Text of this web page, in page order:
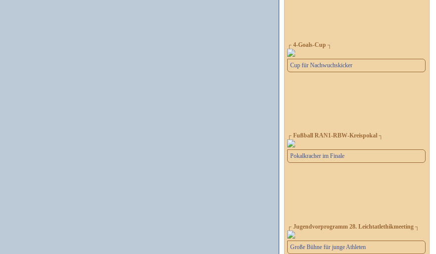
┌ 4-Goals-Cup ┐
Cup für Nachwuchskicker
┌ Fußball RAN1-RBW-Kreispokal ┐
Pokalkracher im Finale
┌ Jugendvorprogramm 28. Leichtatlethikmeeting ┐
Große Bühne für junge Athleten